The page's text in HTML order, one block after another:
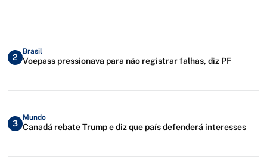
2
Brasil
Voepass pressionava para não registrar falhas, diz PF
3
Mundo
Canadá rebate Trump e diz que país defenderá interesses